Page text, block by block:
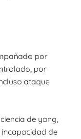
por
por
ataque
de yang,
de